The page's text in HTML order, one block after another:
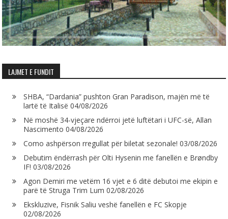
LAJMET E FUNDIT
SHBA, “Dardania” pushton Gran Paradison, majën më të
lartë të Italisë 04/08/2026
Në moshë 34-vjeçare ndërroi jetë luftëtari i UFC-së, Allan
Nascimento 04/08/2026
Como ashpërson rregullat për biletat sezonale! 03/08/2026
Debutim ëndërrash për Olti Hysenin me fanellën e Brøndby
IF! 03/08/2026
Agon Demiri me vetëm 16 vjet e 6 ditë debutoi me ekipin e
parë të Struga Trim Lum 02/08/2026
Ekskluzive, Fisnik Saliu veshë fanellën e FC Skopje
02/08/2026